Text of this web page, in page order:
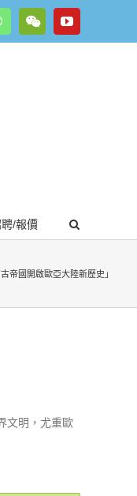
WhatsApp
WeChat
YouTube
/報價
國開啟歐亞大陸新歷史」
文明，尤重歐